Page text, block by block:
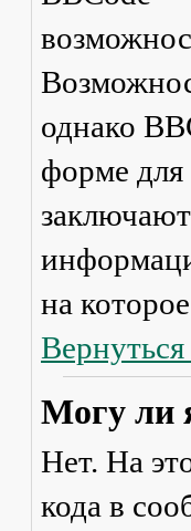
однако
форме для
на
Могу ли
Нет. На
кода в